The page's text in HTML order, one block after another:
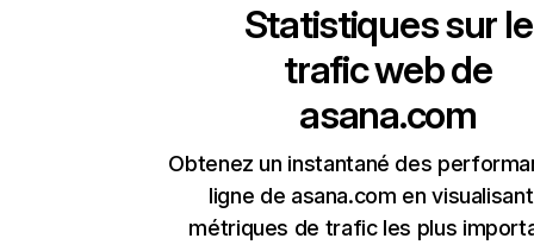
Statistiques sur le
trafic web de
asana.com
Obtenez un instantané des
ligne de asana.com en
métriques de trafic les plus